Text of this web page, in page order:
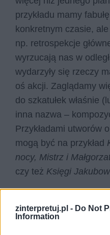
zinterpretuj.pl - Do Not
Information
przykładu mamy
konkretnym czasie,
np. retrospekcje
wyrzucają nas w
wydarzyły się rzeczy
oś akcji. Zaglądamy
do szkatułek właśnie
inna nazwa –
Przykładami utworów
mogą być na przykład
nocy, Mistrz i
czy też Księgi